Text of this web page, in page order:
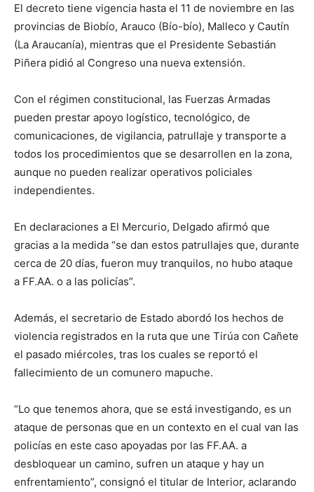
El decreto tiene vigencia hasta el 11 de noviembre en las
provincias de Biobío, Arauco (Bío-bío), Malleco y Cautín
(La Araucanía), mientras que el Presidente Sebastián
Piñera pidió al Congreso una nueva extensión.
Con el régimen constitucional, las Fuerzas Armadas
pueden prestar apoyo logístico, tecnológico, de
comunicaciones, de vigilancia, patrullaje y transporte a
todos los procedimientos que se desarrollen en la zona,
aunque no pueden realizar operativos policiales
independientes.
En declaraciones a El Mercurio, Delgado afirmó que
gracias a la medida “se dan estos patrullajes que, durante
cerca de 20 días, fueron muy tranquilos, no hubo ataque
a FF.AA. o a las policías”.
Además, el secretario de Estado abordó los hechos de
violencia registrados en la ruta que une Tirúa con Cañete
el pasado miércoles, tras los cuales se reportó el
fallecimiento de un comunero mapuche.
“Lo que tenemos ahora, que se está investigando, es un
ataque de personas que en un contexto en el cual van las
policías en este caso apoyadas por las FF.AA. a
desbloquear un camino, sufren un ataque y hay un
enfrentamiento”, consignó el titular de Interior, aclarando